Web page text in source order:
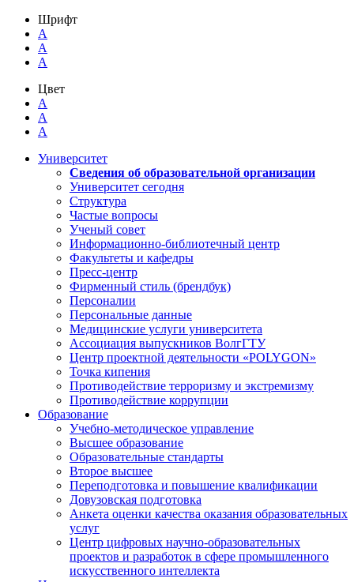
Шрифт
A
A
A
Цвет
A
A
A
Университет
Сведения об образовательной организации
Университет сегодня
Структура
Частые вопросы
Ученый совет
Информационно-библиотечный центр
Факультеты и кафедры
Пресс-центр
Фирменный стиль (брендбук)
Персоналии
Персональные данные
Медицинские услуги университета
Ассоциация выпускников ВолгГТУ
Центр проектной деятельности «POLYGON»
Точка кипения
Противодействие терроризму и экстремизму
Противодействие коррупции
Образование
Учебно-методическое управление
Высшее образование
Образовательные стандарты
Второе высшее
Переподготовка и повышение квалификации
Довузовская подготовка
Анкета оценки качества оказания образовательных
услуг
Центр цифровых научно-образовательных
проектов и разработок в сфере промышленного
искусственного интеллекта